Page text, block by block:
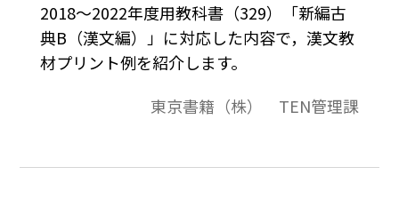
2018～2022年度用教科書（329）「新編古
典B（漢文編）」に対応した内容で，漢文教
材プリント例を紹介します。
東京書籍（株） TEN管理課